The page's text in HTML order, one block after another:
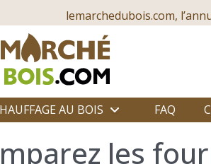
lemarchedubois.com,
AU BOIS FAQ
les